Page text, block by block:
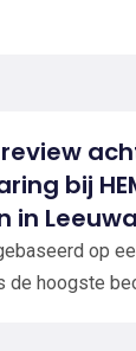
bij
in
op
de hoogste